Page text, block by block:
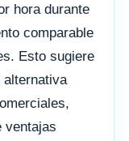
hora durante
comparable
Esto sugiere
alternativa
ventajas